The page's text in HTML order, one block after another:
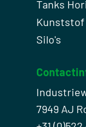
Tanks
Kunststof
Silo's
7949 AJ